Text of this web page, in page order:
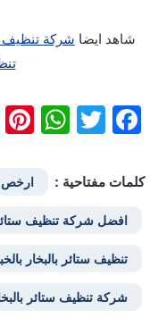
شاهد ايضا شركة تنظيف
كلمات مفتاحية : ارخص
افضل شركة تنظيف ستائر
تنظيف ستائر بالبخار
شركة تنظيف ستائر